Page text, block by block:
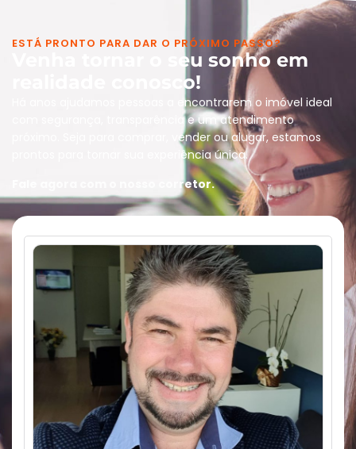
ESTÁ PRONTO PARA DAR O PRÓXIMO PASSO?
Venha tornar o seu sonho em
realidade conosco!
Há anos ajudamos pessoas a encontrarem o imóvel ideal
com segurança, transparência e um atendimento
próximo. Seja para comprar, vender ou alugar, estamos
prontos para tornar sua experiência única.
Fale agora com o nosso corretor.